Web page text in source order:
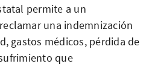
permite a un
una indemnización
gastos médicos, pérdida de
que